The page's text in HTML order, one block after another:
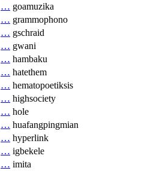
… goamuzika
… grammophono
… gschraid
… gwani
… hambaku
… hatethem
… hematopoetiksis
… highsociety
… hole
… huafangpingmian
… hyperlink
… igbekele
… imita